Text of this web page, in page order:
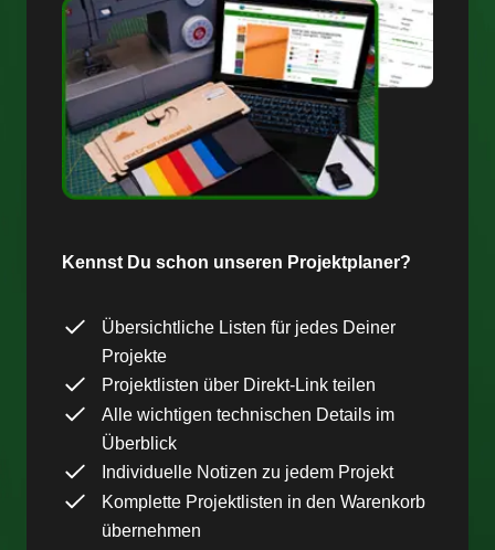
Kennst Du schon unseren Projektplaner?
Übersichtliche Listen für jedes Deiner
Projekte
Projektlisten über Direkt-Link teilen
Alle wichtigen technischen Details im
Überblick
Individuelle Notizen zu jedem Projekt
Komplette Projektlisten in den Warenkorb
übernehmen